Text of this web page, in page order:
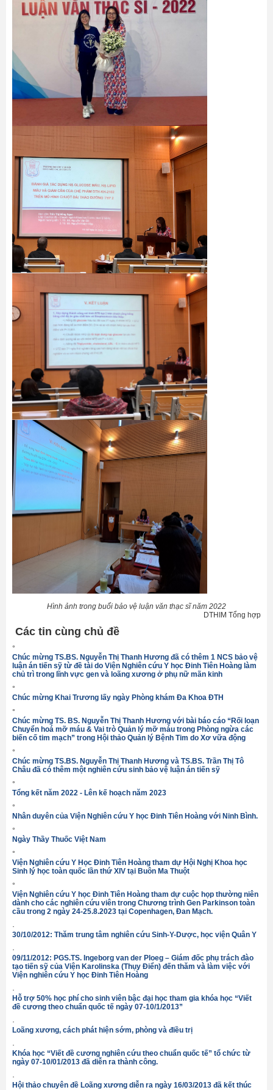
Hình ảnh trong buổi bảo vệ luận văn thạc sĩ năm 2022
DTHIM Tổng hợp
Các tin cùng chủ đề
°
Chúc mừng TS.BS. Nguyễn Thị Thanh Hương đã có thêm 1 NCS bảo vệ
luận án tiến sỹ từ đề tài do Viện Nghiên cứu Y học Đinh Tiên Hoàng làm
chủ trì trong lĩnh vực gen và loãng xương ở phụ nữ mãn kinh
°
Chúc mừng Khai Trương lấy ngày Phòng khám Đa Khoa ĐTH
°
Chúc mừng TS. BS. Nguyễn Thị Thanh Hương với bài báo cáo “Rối loạn
Chuyển hoá mỡ máu & Vai trò Quản lý mỡ máu trong Phòng ngừa các
biến cố tim mạch” trong Hội thảo Quản lý Bệnh Tim do Xơ vữa động
°
Chúc mừng TS.BS. Nguyễn Thị Thanh Hương và TS.BS. Trần Thị Tô
Châu đã có thêm một nghiên cứu sinh bảo vệ luận án tiến sỹ
°
Tổng kết năm 2022 - Lên kế hoạch năm 2023
°
Nhân duyên của Viện Nghiên cứu Y học Đinh Tiên Hoàng với Ninh Bình.
°
Ngày Thầy Thuốc Việt Nam
°
Viện Nghiên cứu Y Học Đinh Tiên Hoàng tham dự Hội Nghị Khoa học
Sinh lý học toàn quốc lần thứ XIV tại Buôn Ma Thuột
°
Viện Nghiên cứu Y học Đinh Tiên Hoàng tham dự cuộc họp thường niên
dành cho các nghiên cứu viên trong Chương trình Gen Parkinson toàn
cầu trong 2 ngày 24-25.8.2023 tại Copenhagen, Đan Mạch.
·
30/10/2012: Thăm trung tâm nghiên cứu Sinh-Y-Dược, học viện Quân Y
·
09/11/2012: PGS.TS. Ingeborg van der Ploeg – Giám đốc phụ trách đào
tạo tiến sỹ của Viện Karolinska (Thụy Điển) đến thăm và làm việc với
Viện nghiên cứu Y học Đinh Tiên Hoàng
·
Hỗ trợ 50% học phí cho sinh viên bậc đại học tham gia khóa học “Viết
đề cương theo chuẩn quốc tế ngày 07-10/1/2013”
·
Loãng xương, cách phát hiện sớm, phòng và điều trị
·
Khóa học “Viết đề cương nghiên cứu theo chuẩn quốc tế” tổ chức từ
ngày 07-10/01/2013 đã diễn ra thành công.
·
Hội thảo chuyên đề Loãng xương diễn ra ngày 16/03/2013 đã kết thúc